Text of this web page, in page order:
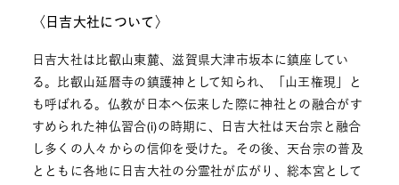
〈日吉大社について〉
日吉大社は比叡山東麓、滋賀県大津市坂本に鎮座してい
る。比叡山延暦寺の鎮護神として知られ、「山王権現」と
も呼ばれる。仏教が日本へ伝来した際に神社との融合がす
すめられた神仏習合(i)の時期に、日吉大社は天台宗と融合
し多くの人々からの信仰を受けた。その後、天台宗の普及
とともに各地に日吉大社の分霊社が広がり、総本宮として